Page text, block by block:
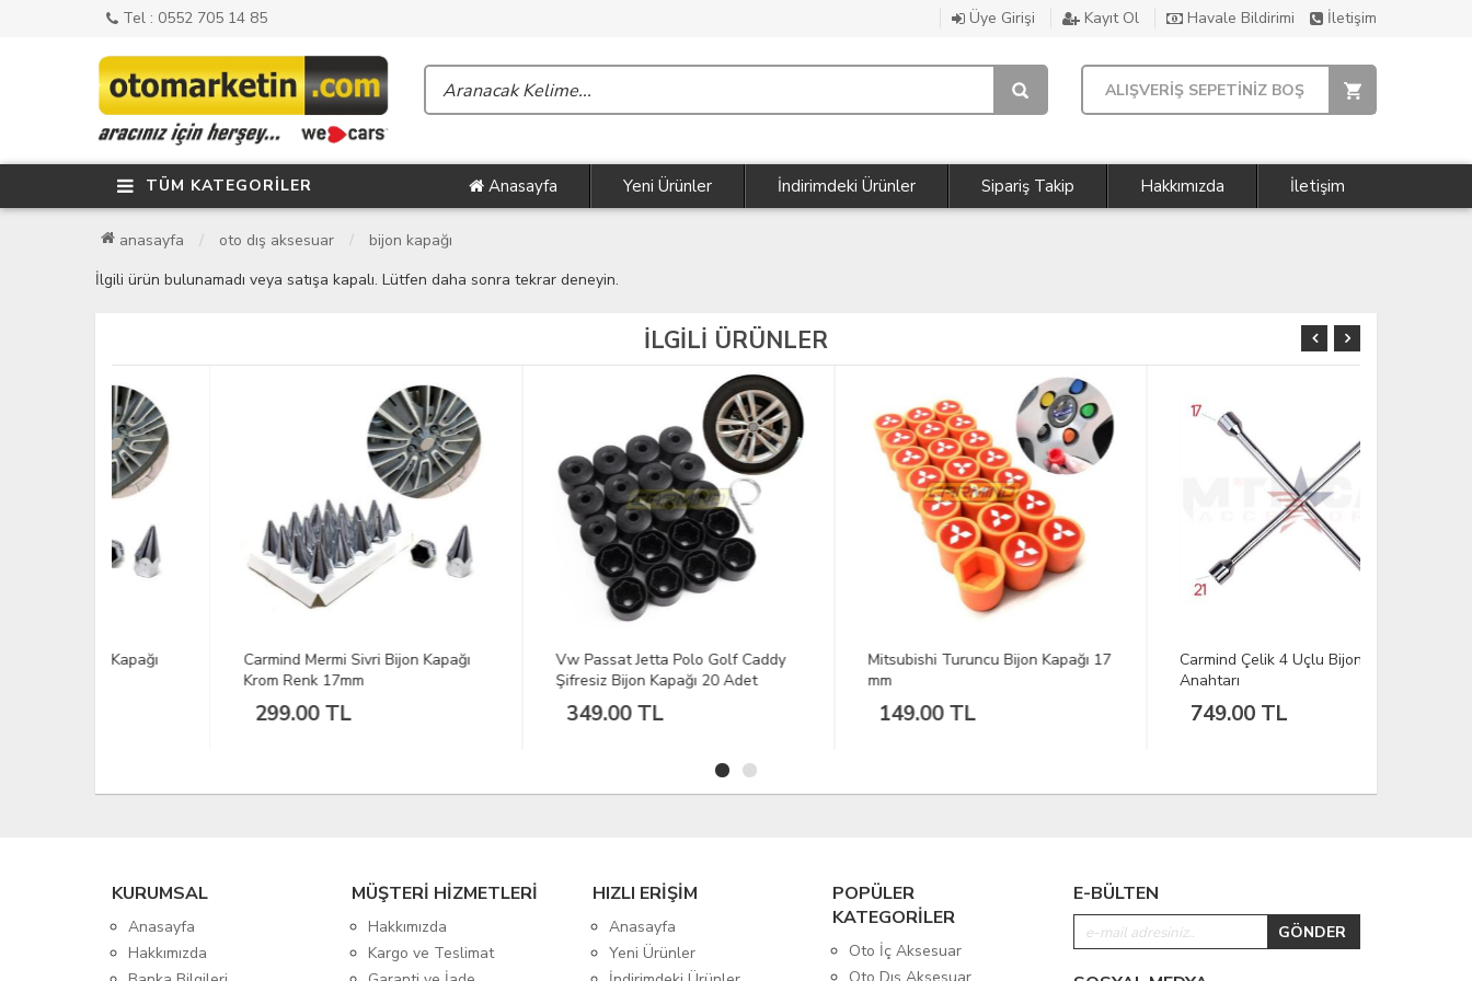
Tel : 0552 705 14 85 Üye Girişi Kayıt Ol Havale Bildirimi İletişim
ALIŞVERİŞ SEPETİNİZ BOŞ
TÜM KATEGORİLER Anasayfa Yeni Ürünler İndirimdeki Ürünler Sipariş Takip Hakkımızda İletişim
anasayfa oto dış aksesuar
bijon kapağı
İlgili ürün bulunamadı veya satışa kapalı. Lütfen daha sonra tekrar deneyin.
İLGİLİ ÜRÜNLER
Carmind Mermi Sivri Bijon Kapağı
Krom Renk 17mm
Vw Passat Jetta Polo Golf Caddy
Şifresiz Bijon Kapağı 20 Adet
Mitsubishi Turuncu Bijon Kapağı 17
Carmind Çelik 4 Uçlu Bijon Sökme
KURUMSAL
Anasayfa
Hakkımızda
MÜŞTERİ HİZMETLERİ
Hakkımızda
Kargo ve Teslimat
HIZLI ERİŞİM
Anasayfa
Yeni Ürünler
POPÜLER
KATEGORİLER
Oto İç Aksesuar
E-BÜLTEN